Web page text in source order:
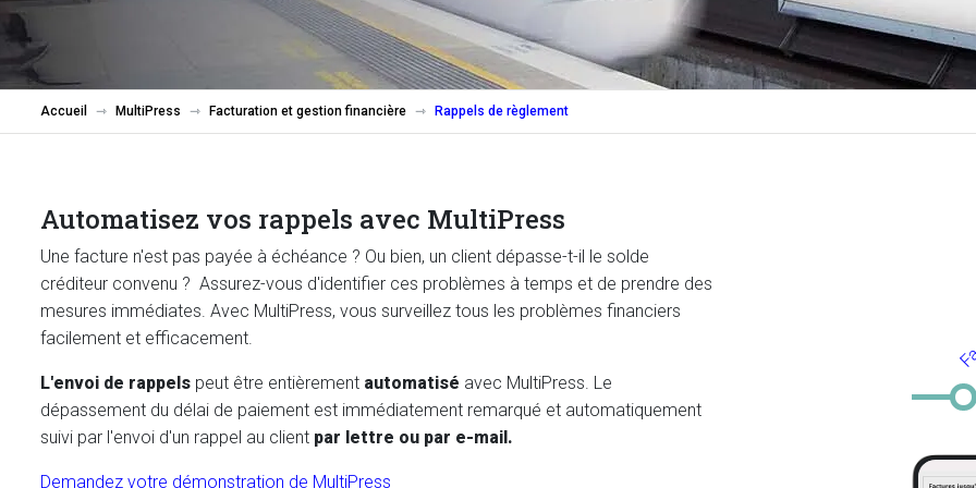
Accueil MultiPress Facturation et gestion financière Rappels de règlement
Automatisez vos rappels avec MultiPress
Une facture n'est pas payée à échéance ? Ou bien, un client dépasse-t-il le solde
créditeur convenu ? Assurez-vous d'identifier ces problèmes à temps et de prendre des
mesures immédiates. Avec MultiPress, vous surveillez tous les problèmes financiers
facilement et efficacement.
L'envoi de rappels peut être entièrement automatisé avec MultiPress. Le
dépassement du délai de paiement est immédiatement remarqué et automatiquement
suivi par l'envoi d'un rappel au client par lettre ou par e-mail.
Demandez votre démonstration de MultiPress